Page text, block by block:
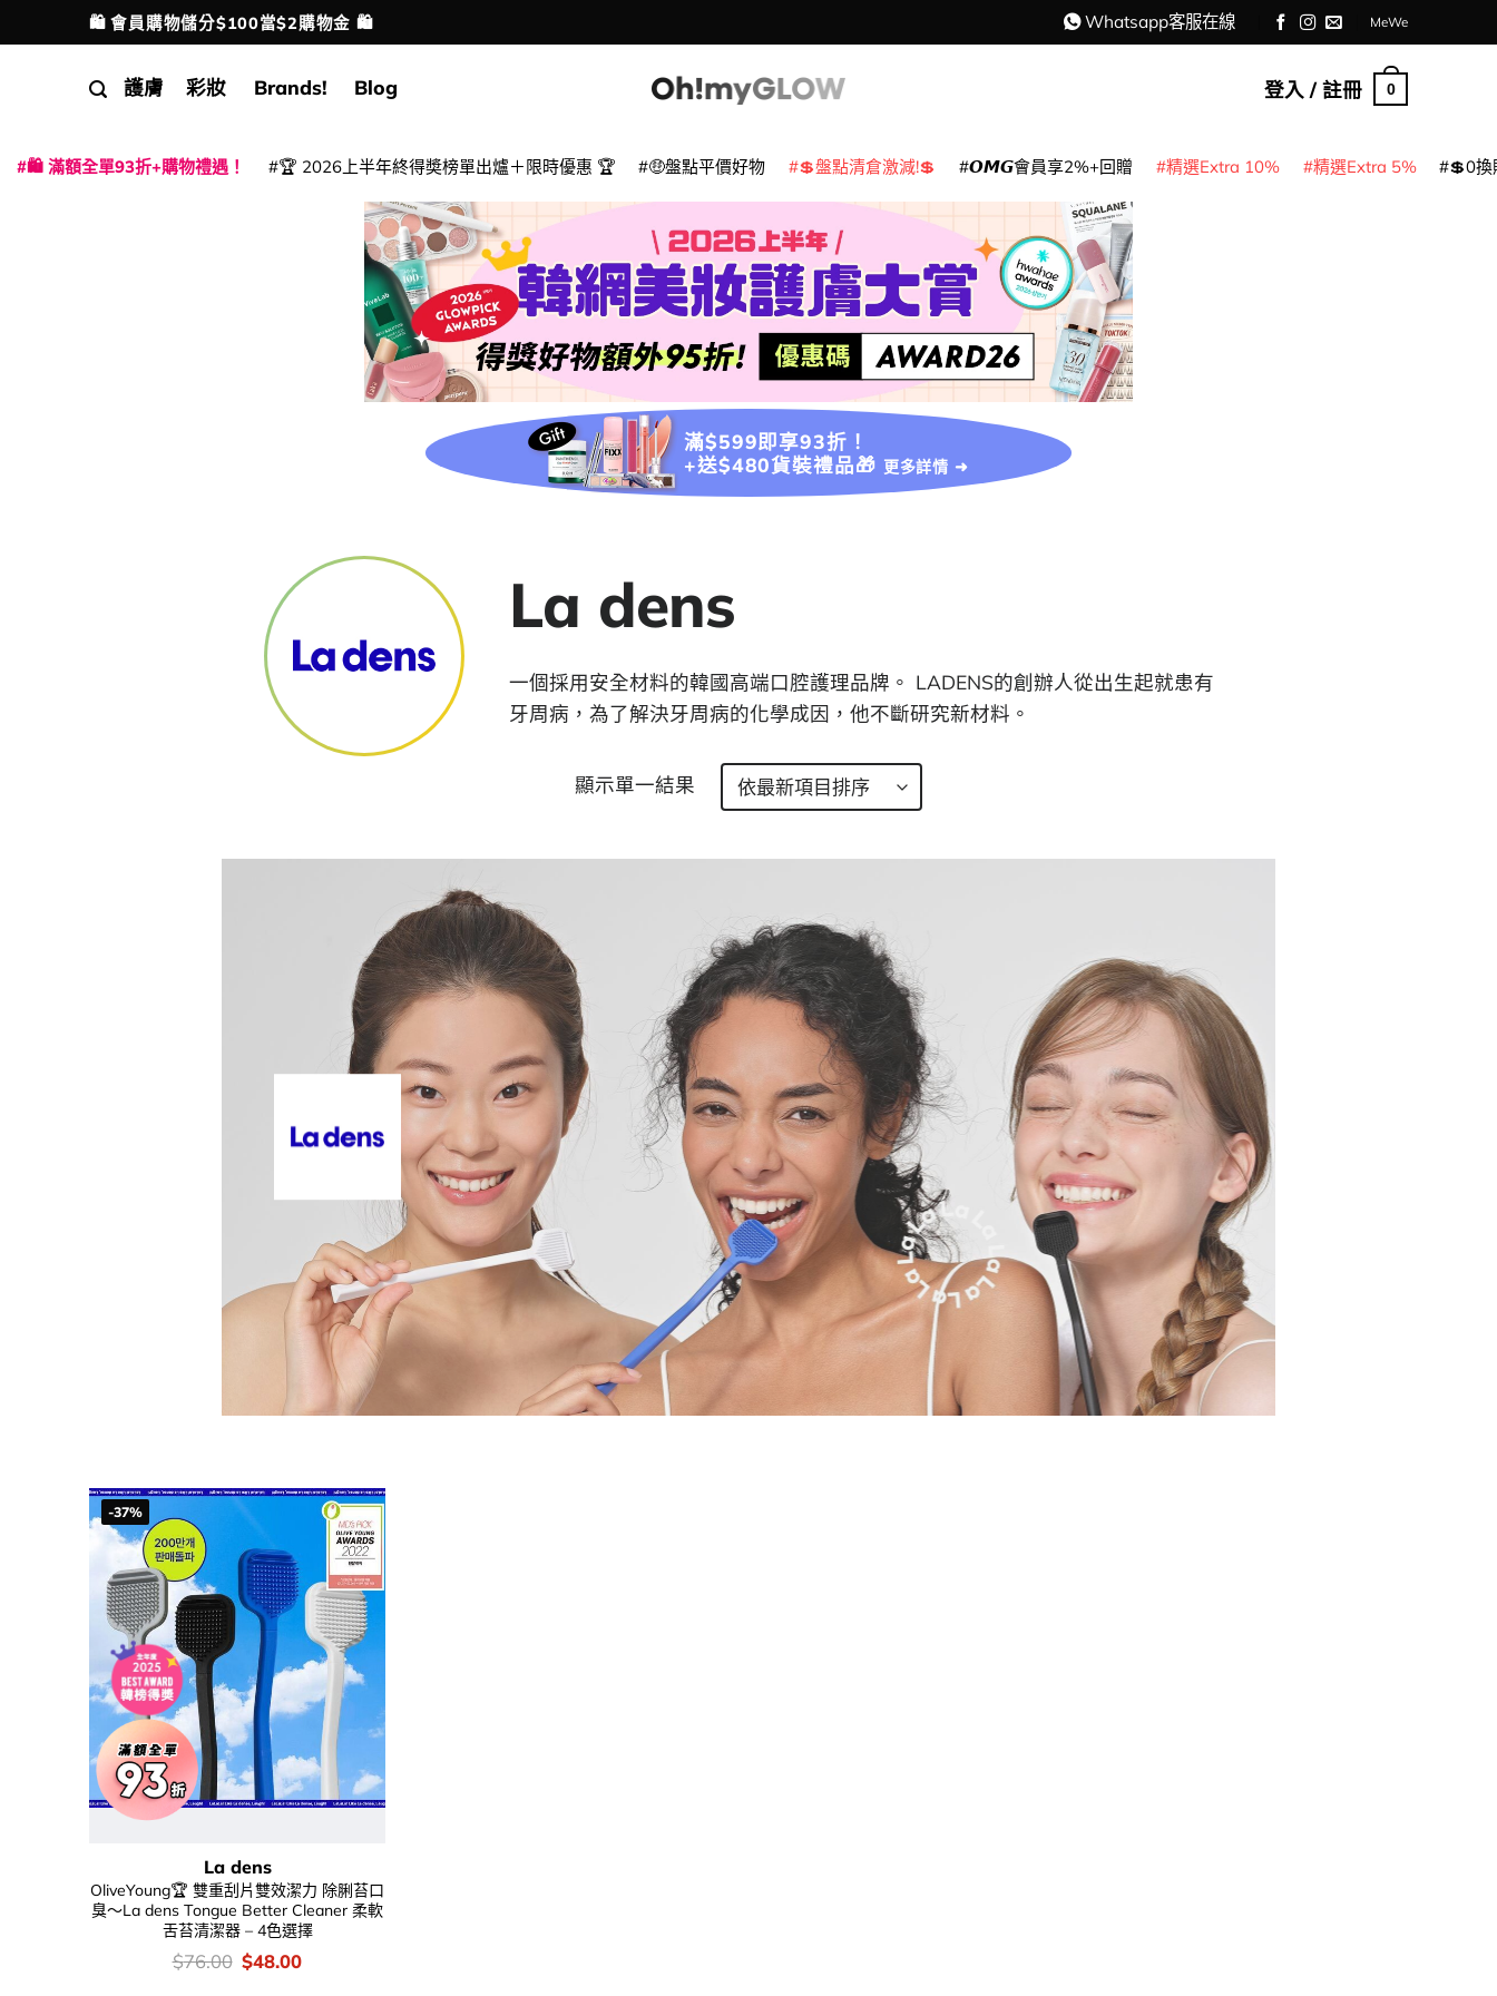
to
配送港澳
🛍️ 會員購物儲分$100當$2購物金 🛍️ Whatsapp客服在線 MeWe
護膚 彩妝 Brands! Blog 登入 / 註冊 0
🛍️ 滿額全單93折+購物禮遇！ 🏆 2026上半年終得奬榜單出爐＋限時優惠 🏆 🤑盤點平價好物 💲盤點清倉激減!💲 𝙊𝙈𝙂會員享2%+回贈 精選Extra 10% 精選Extra 5% 💲0換
滿$599即享93折！
+送$480貨裝禮品🎁 更多詳情 ➜
La dens
一個採用安全材料的韓國高端口腔護理品牌。 LADENS的創辦人從出生起就患有
牙周病，為了解決牙周病的化學成因，他不斷研究新材料。
顯示單一結果
-37%
La dens
OliveYoung🏆 雙重刮片雙效潔力 除脷苔口
臭～La dens Tongue Better Cleaner 柔軟
舌苔清潔器 – 4色選擇
價
錢：
$76.00 Original
price
$48.00Current